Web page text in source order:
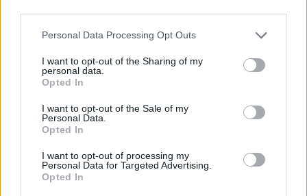
Please note that this website/app uses one or more Google
not limited to your visit or usage behaviour. You may click to
grant or deny consent to Google and its third-party tags to
use your data for below specified purposes in below Google
consent section.
Personal Data Processing Opt Outs
I want to opt-out of the Sharing of my
personal data.
Opted In
I want to opt-out of the Sale of my
Personal Data.
Opted In
I want to opt-out of processing my
Personal Data for Targeted Advertising.
Opted In
ALTRI SPORT